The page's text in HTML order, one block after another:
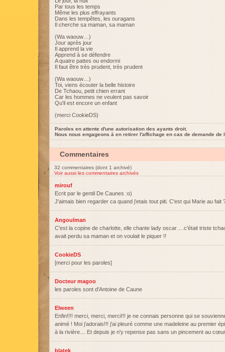
Par tous les temps
Même les plus effrayants
Dans les tempêtes, les ouragans
Il cherche sa maman, sa maman
(Wa waouw…)
Jour après jour
Il apprend la vie
Apprend à se défendre
A quatre pattes ou endormi
Il faut être très prudent, très prudent
(Wa waouw…)
Toi, viens écouter la belle histoire
De Tchaou, petit chien errant
Car les hommes ne veulent pas savoir
Qu'il est encore un enfant
(merci CookieDS)
Paroles en attente d'une autorisation des ayants droit.
Nous nous engageons à en retirer l'affichage en cas de demande de
Commentaires
32 commentaires (dont 1 archivé)
Voir aussi les commentaires archivés
mirouf
Ecrit par le gentil De Caunes :o)
J'aimais bien regarder ca quand j'etais tout piti. C'est qui Marie au fait
Angoulman
C'est la copine de charlotte, elle chante lady oscar….c'était triste
avait perdu sa maman et on voulait le piquer !!
CookieDS
[merci pour les paroles]
Docteur magoo
les paroles sont d'Antoine de Caune
Elween
Enfin!!!! merci, merci, merci!!! je ne connais personne qui se
animé ! Moi j'adorais!!! j'ai pleuré comme une madeleine au premier
à la rivière… Et depuis je n'y repense pas sans un pincement au
blatek